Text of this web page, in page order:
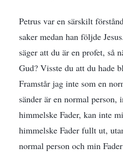
Petrus var en särskilt
saker medan han följde
säger att du är en profet, så
Gud? Visste du att du hade
Framstår jag inte som en
sänder är en normal person,
himmelske Fader, kan inte
himmelske Fader fullt ut,
normal person och min